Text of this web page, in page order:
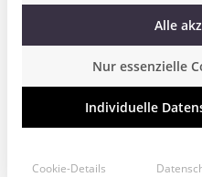
Oktober 2023
März 2023
Oktober 2022
März 2017
Alle
Nur essenzielle
Individuelle
Cookie-Details